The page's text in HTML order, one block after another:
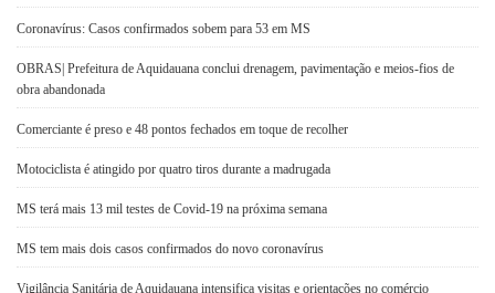
Coronavírus: Casos confirmados sobem para 53 em MS
OBRAS| Prefeitura de Aquidauana conclui drenagem, pavimentação e meios-fios de
obra abandonada
Comerciante é preso e 48 pontos fechados em toque de recolher
Motociclista é atingido por quatro tiros durante a madrugada
MS terá mais 13 mil testes de Covid-19 na próxima semana
MS tem mais dois casos confirmados do novo coronavírus
Vigilância Sanitária de Aquidauana intensifica visitas e orientações no comércio